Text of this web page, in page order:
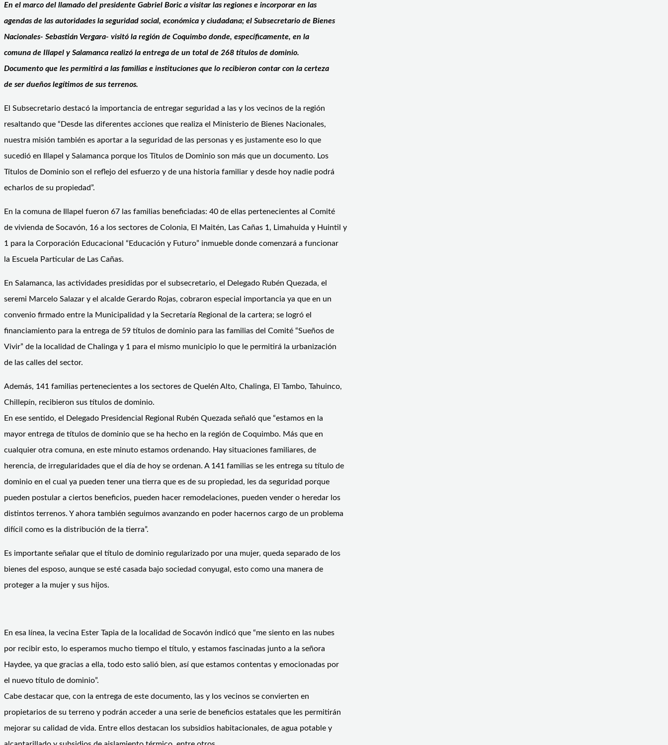
En el marco del llamado del presidente Gabriel Boric a visitar las regiones e incorporar en las
agendas de las autoridades la seguridad social, económica y ciudadana; el Subsecretario de Bienes
Nacionales- Sebastián Vergara- visitó la región de Coquimbo donde, específicamente, en la
comuna de Illapel y Salamanca realizó la entrega de un total de 268 títulos de dominio.
Documento que les permitirá a las familias e instituciones que lo recibieron contar con la certeza
de ser dueños legítimos de sus terrenos.
El Subsecretario destacó la importancia de entregar seguridad a las y los vecinos de la región
resaltando que “Desde las diferentes acciones que realiza el Ministerio de Bienes Nacionales,
nuestra misión también es aportar a la seguridad de las personas y es justamente eso lo que
sucedió en Illapel y Salamanca porque los Títulos de Dominio son más que un documento. Los
Títulos de Dominio son el reflejo del esfuerzo y de una historia familiar y desde hoy nadie podrá
echarlos de su propiedad”.
En la comuna de Illapel fueron 67 las familias beneficiadas: 40 de ellas pertenecientes al Comité
de vivienda de Socavón, 16 a los sectores de Colonia, El Maitén, Las Cañas 1, Limahuida y Huintil y
1 para la Corporación Educacional “Educación y Futuro” inmueble donde comenzará a funcionar
la Escuela Particular de Las Cañas.
En Salamanca, las actividades presididas por el subsecretario, el Delegado Rubén Quezada, el
seremi Marcelo Salazar y el alcalde Gerardo Rojas, cobraron especial importancia ya que en un
convenio firmado entre la Municipalidad y la Secretaría Regional de la cartera; se logró el
financiamiento para la entrega de 59 títulos de dominio para las familias del Comité “Sueños de
Vivir” de la localidad de Chalinga y 1 para el mismo municipio lo que le permitirá la urbanización
de las calles del sector.
Además, 141 familias pertenecientes a los sectores de Quelén Alto, Chalinga, El Tambo, Tahuinco,
Chillepín, recibieron sus títulos de dominio.
En ese sentido, el Delegado Presidencial Regional Rubén Quezada señaló que “estamos en la
mayor entrega de títulos de dominio que se ha hecho en la región de Coquimbo. Más que en
cualquier otra comuna, en este minuto estamos ordenando. Hay situaciones familiares, de
herencia, de irregularidades que el día de hoy se ordenan. A 141 familias se les entrega su título de
dominio en el cual ya pueden tener una tierra que es de su propiedad, les da seguridad porque
pueden postular a ciertos beneficios, pueden hacer remodelaciones, pueden vender o heredar los
distintos terrenos. Y ahora también seguimos avanzando en poder hacernos cargo de un problema
difícil como es la distribución de la tierra”.
Es importante señalar que el título de dominio regularizado por una mujer, queda separado de los
bienes del esposo, aunque se esté casada bajo sociedad conyugal, esto como una manera de
proteger a la mujer y sus hijos.
En esa línea, la vecina Ester Tapia de la localidad de Socavón indicó que “me siento en las nubes
por recibir esto, lo esperamos mucho tiempo el título, y estamos fascinadas junto a la señora
Haydee, ya que gracias a ella, todo esto salió bien, así que estamos contentas y emocionadas por
el nuevo título de dominio”.
Cabe destacar que, con la entrega de este documento, las y los vecinos se convierten en
propietarios de su terreno y podrán acceder a una serie de beneficios estatales que les permitirán
mejorar su calidad de vida. Entre ellos destacan los subsidios habitacionales, de agua potable y